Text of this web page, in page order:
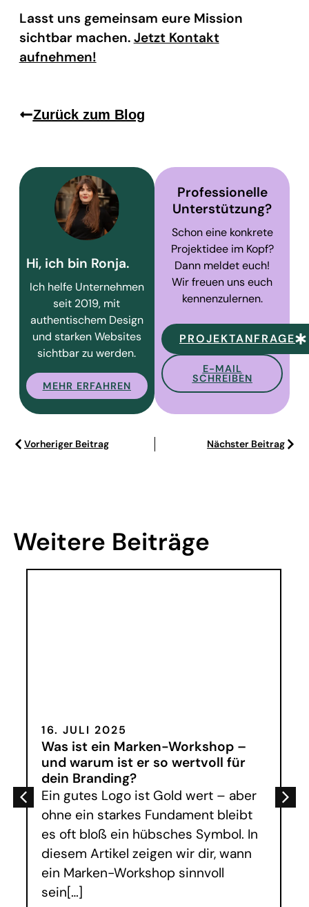
Zurück zum Blog
Hi, ich bin Ronja.
Ich helfe Unternehmen
seit 2019, mit
authentischem Design
und starken Websites
sichtbar zu werden.
MEHR ERFAHREN
Professionelle
Unterstützung?
Schon eine konkrete
Projektidee im Kopf?
Dann meldet euch!
Wir freuen uns euch
kennenzulernen.
PROJEKTANFRAGE
E-MAIL
SCHREIBEN
Lasst uns gemeinsam eure Mission
sichtbar machen. Jetzt Kontakt
aufnehmen!
Vorheriger Beitrag Nächster Beitrag
Weitere Beiträge
16. JULI 2025
Was ist ein Marken-Workshop –
und warum ist er so wertvoll für
dein Branding?
Ein gutes Logo ist Gold wert – aber
ohne ein starkes Fundament bleibt
es oft bloß ein hübsches Symbol. In
diesem Artikel zeigen wir dir, wann
ein Marken-Workshop sinnvoll
sein[…]